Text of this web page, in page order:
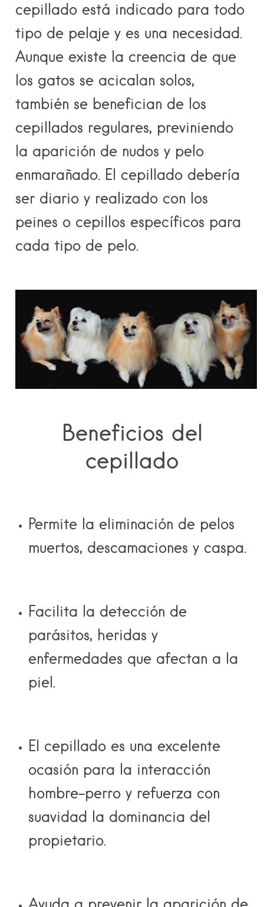
cepillado está indicado para todo
tipo de pelaje y es una necesidad.
Aunque existe la creencia de que
los gatos se acicalan solos,
también se benefician de los
cepillados regulares, previniendo
la aparición de nudos y pelo
enmarañado. El cepillado debería
ser diario y realizado con los
peines o cepillos específicos para
cada tipo de pelo.
Beneficios del
cepillado
Permite la eliminación de pelos
muertos, descamaciones y caspa.
Facilita la detección de
parásitos, heridas y
enfermedades que afectan a la
piel.
El cepillado es una excelente
ocasión para la interacción
hombre-perro y refuerza con
suavidad la dominancia del
propietario.